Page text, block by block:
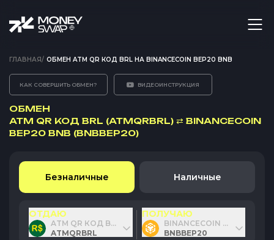
ГЛАВНАЯ/ ОБМЕН ATM QR КОД BRL НА BINANCECOIN BEP20 BNB
КАК СОВЕРШИТЬ ОБМЕН? ВИДЕОИНСТРУКЦИЯ
ОБМЕН
ATM QR КОД BRL (ATMQRBRL) ⇄ BINANCECOIN
BEP20 BNB (BNBBEP20)
Безналичные Наличные
ОТДАЮ
ATM QR КОД BRL
ATMQRBRL
ПОЛУЧАЮ
BINANCECOIN BEP20 BNB
BNBBEP20